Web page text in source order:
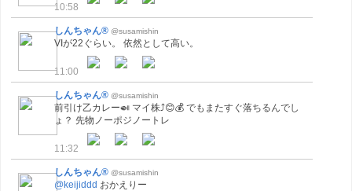
10:58
しんちゃん® @susamishin
VIが22ぐらい。 依然として高い。
11:00
しんちゃん® @susamishin
前引け乙カレー🍛 マイ株⤴😊💰 でもまたすぐ落ちるんでし
ょ？ 先物ノーポジノートレ
11:32
しんちゃん® @susamishin
@keijiddd おかえりー